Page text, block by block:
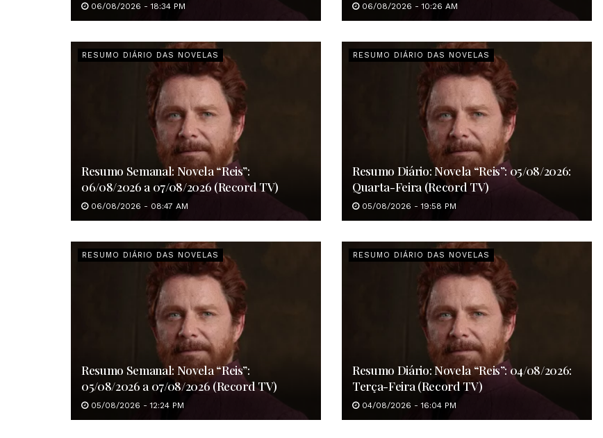
06/08/2026 - 18:34 PM 06/08/2026 - 10:26 AM
RESUMO DIÁRIO DAS NOVELAS
Resumo Semanal: Novela “Reis”:
06/08/2026 a 07/08/2026 (Record TV)
06/08/2026 - 08:47 AM
RESUMO DIÁRIO DAS NOVELAS
Resumo Diário: Novela “Reis”: 05/08/2026:
Quarta-Feira (Record TV)
05/08/2026 - 19:58 PM
RESUMO DIÁRIO DAS NOVELAS
Resumo Semanal: Novela “Reis”:
05/08/2026 a 07/08/2026 (Record TV)
05/08/2026 - 12:24 PM
RESUMO DIÁRIO DAS NOVELAS
Resumo Diário: Novela “Reis”: 04/08/2026:
Terça-Feira (Record TV)
04/08/2026 - 16:04 PM